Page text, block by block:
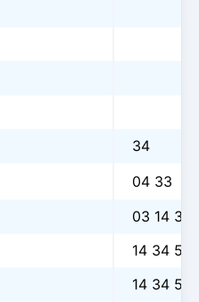
34
04 33
03 14 34
14 34 54
14 34 54